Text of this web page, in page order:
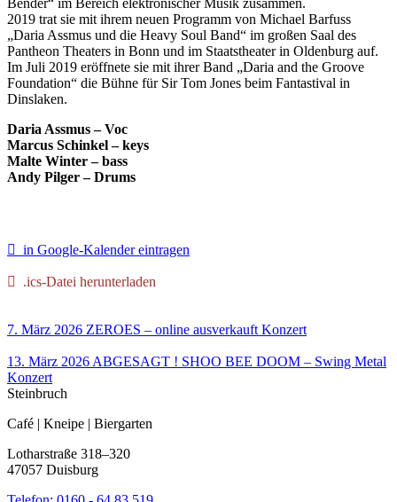
2019 trat sie mit ihrem neuen Programm von Michael Barfuss
„Daria Assmus und die Heavy Soul Band“ im großen Saal des
Pantheon Theaters in Bonn und im Staatstheater in Oldenburg auf.
Im Juli 2019 eröffnete sie mit ihrer Band „Daria and the Groove
Foundation“ die Bühne für Sir Tom Jones beim Fantastival in
Dinslaken.
Daria Assmus – Voc
Marcus Schinkel – keys
Malte Winter – bass
Andy Pilger – Drums
in Google-Kalender eintragen
.ics-Datei herunterladen
7. März 2026 ZEROES – online ausverkauft Konzert
13. März 2026 ABGESAGT ! SHOO BEE DOOM – Swing Metal
Konzert
Steinbruch
Café | Kneipe | Biergarten
Lotharstraße 318–320
47057 Duisburg